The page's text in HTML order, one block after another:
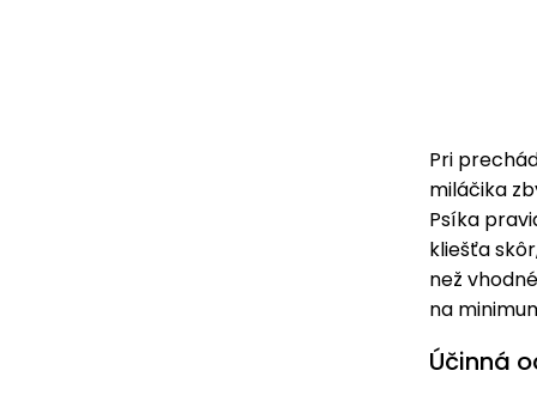
Pri
miláčika
Psíka
kliešťa
než
na
Účinná